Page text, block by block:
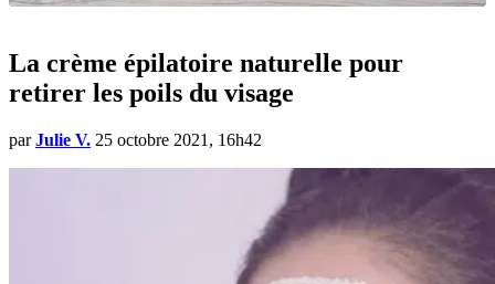
La crème épilatoire naturelle pour
retirer les poils du visage
par Julie V. 25 octobre 2021, 16h42